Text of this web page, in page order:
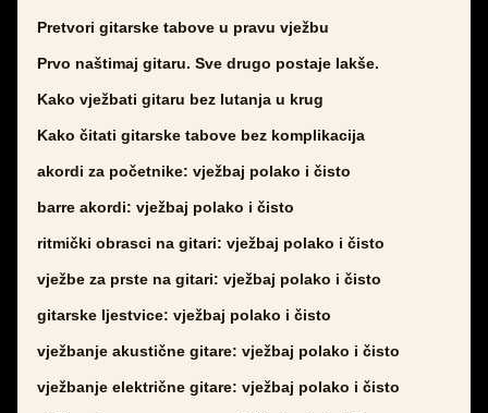
Pretvori gitarske tabove u pravu vježbu
Prvo naštimaj gitaru. Sve drugo postaje lakše.
Kako vježbati gitaru bez lutanja u krug
Kako čitati gitarske tabove bez komplikacija
akordi za početnike: vježbaj polako i čisto
barre akordi: vježbaj polako i čisto
ritmički obrasci na gitari: vježbaj polako i čisto
vježbe za prste na gitari: vježbaj polako i čisto
gitarske ljestvice: vježbaj polako i čisto
vježbanje akustične gitare: vježbaj polako i čisto
vježbanje električne gitare: vježbaj polako i čisto